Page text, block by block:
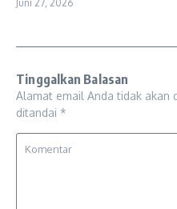
Juni 27, 2026
Tinggalkan Balasan
Alamat email Anda tidak akan
ditandai *